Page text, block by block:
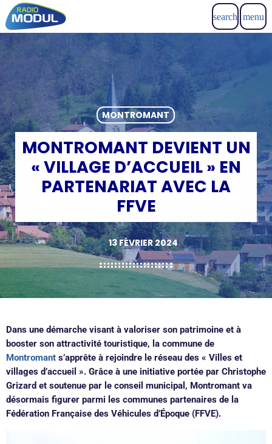
search menu
MONTROMANT
MONTROMANT DEVIENT UN
« VILLAGE D’ACCUEIL » EN
PARTENARIAT AVEC LA
FFVE
today 13 FÉVRIER 2024
Dans une démarche visant à valoriser son patrimoine et à
booster son attractivité touristique, la commune de
Montromant s’apprête à rejoindre le réseau des « Villes et
villages d’accueil ». Grâce à une initiative portée par Christophe
Grizard et soutenue par le conseil municipal, Montromant va
désormais figurer parmi les communes partenaires de la
Fédération Française des Véhicules d’Époque (FFVE).